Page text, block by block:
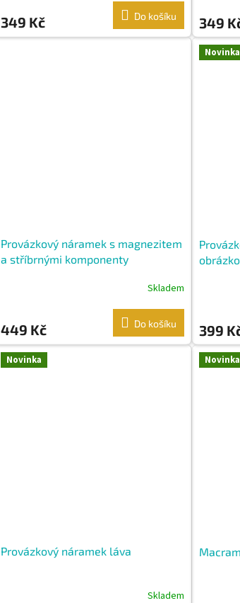
349 Kč Do košíku 349
Provázkový náramek s magnezitem
a stříbrnými komponenty
Skladem
449 Kč Do košíku
Novinka
399
Novinka
Provázkový náramek láva
Skladem
Novinka